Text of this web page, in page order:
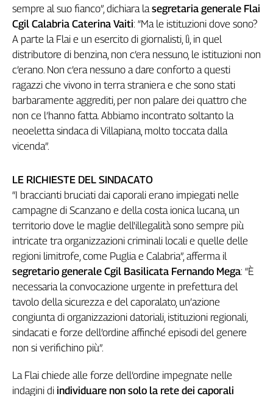
Social
sempre al suo fianco”, dichiara lasegretaria generale Flai
Cgil Calabria Caterina Vaiti: “Ma le istituzioni dove sono?
A parte la Flai e un esercito di giornalisti, lì, in quel
distributore di benzina, non c’era nessuno, le istituzioni non
c’erano. Non c’era nessuno a dare conforto a questi
ragazzi che vivono in terra straniera e che sono stati
barbaramente aggrediti, per non palare dei quattro che
non ce l’hanno fatta. Abbiamo incontrato soltanto la
neoeletta sindaca di Villapiana, molto toccata dalla
vicenda”.
LE RICHIESTE DEL SINDACATO
“I braccianti bruciati dai caporali erano impiegati nelle
campagne di Scanzano e della costa ionica lucana, un
territorio dove le maglie dell'illegalità sono sempre più
intricate tra organizzazioni criminali locali e quelle delle
regioni limitrofe, come Puglia e Calabria”, afferma il
segretario generale Cgil Basilicata Fernando Mega: “È
necessaria la convocazione urgente in prefettura del
tavolo della sicurezza e del caporalato, un’azione
congiunta di organizzazioni datoriali, istituzioni regionali,
sindacati e forze dell’ordine affinché episodi del genere
non si verifichino più”.
La Flai chiede alle forze dell’ordine impegnate nelle
indagini di individuare non solo la rete dei caporali